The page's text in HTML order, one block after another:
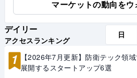
マーケットの動向をウ
デイリー
アクセスランキング
日
1
【2026年7月更新】防衛テック領
展開するスタートアップ6選